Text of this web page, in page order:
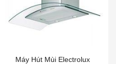
Máy Hút Mùi Electrolux